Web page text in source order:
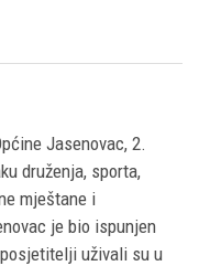
Jasenovac, 2.
druženja, sporta,
mještane i
je bio ispunjen
uživali su u